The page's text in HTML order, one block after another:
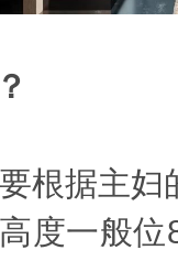
根据主
度一般位